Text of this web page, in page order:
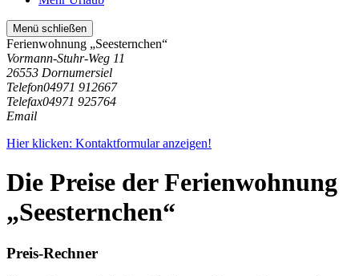
Menü schließen
Ferienwohnung „Seesternchen“
Vormann-Stuhr-Weg 11
26553 Dornumersiel
Telefon04971 912667
Telefax04971 925764
Email
Hier klicken: Kontaktformular anzeigen!
Die Preise der Ferienwohnung
„Seesternchen“
Preis-Rechner